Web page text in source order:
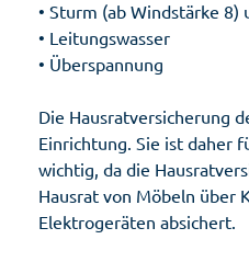
• Sturm (ab Windstärke 8)
• Leitungswasser
• Überspannung
Die Hausratversicherung
Einrichtung. Sie ist daher
wichtig, da die
Hausrat von Möbeln über
Elektrogeräten absichert.